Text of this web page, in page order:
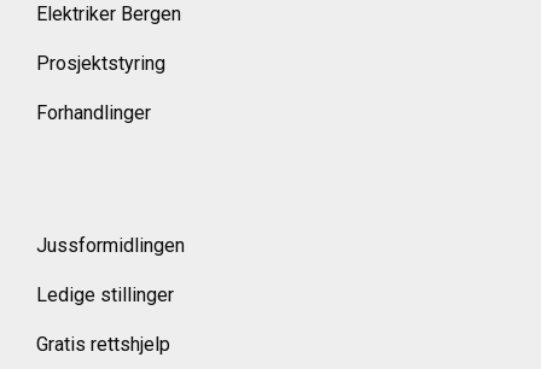
Elektriker Bergen
Prosjektstyring
Forhandlinger
Jussformidlingen
Ledige stillinger
Gratis rettshjelp